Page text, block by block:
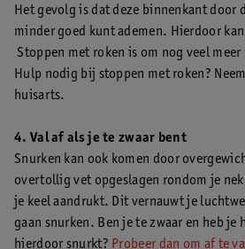
Het gevolg is dat deze binnenkant door
minder goed kunt ademen. Hierdoor
Stoppen met roken is om nog veel
Hulp nodig bij stoppen met roken?
huisarts.
4. Val af als je te zwaar bent
Snurken kan ook komen door
overtollig vet opgeslagen rondom je
je keel aandrukt. Dit vernauwt je
gaan snurken. Ben je te zwaar en heb je
hierdoor snurkt? Probeer dan om af te